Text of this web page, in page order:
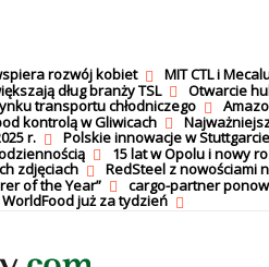
rozwój kobiet MIT CTL i
dług branży TSL
Otwarcie
transportu chłodniczego
kontrolą w Gliwicach
r.
Polskie innowacje w Stuttgarcie
15 lat w Opolu i nowy
zdjęciach
RedSteel z nowościami
of the Year”
cargo-partner
już za tydzień